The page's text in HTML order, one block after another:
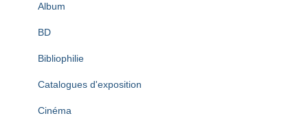
Album
BD
Bibliophilie
Catalogues d'exposition
Cinéma